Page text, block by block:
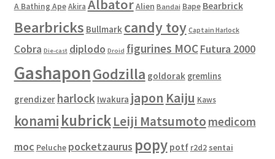
A Bathing Ape Akira AlbatorAlien Bandai Bape Bearbrick
Bearbricks Bullmark candy toy Captain Harlock
Cobra Die-cast diplodo Droid figurines MOCFutura 2000
GashaponGodzilla goldorak gremlins
grendizer harlock Iwakura japon Kaiju Kaws
konami kubrickLeiji Matsumoto medicom
moc Peluche pocketzaurus popy potf r2d2 sentai